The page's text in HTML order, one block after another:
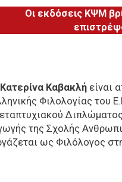
Οι εκδόσεις ΚΨΜ
Κατερίνα Καβακλή είναι
Φιλολογίας του
της Σχολής
ως Φιλόλογος